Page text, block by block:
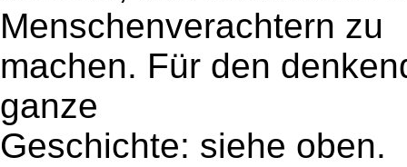
Menschenverachtern zu
machen. Für den
ganze
Geschichte: siehe oben.